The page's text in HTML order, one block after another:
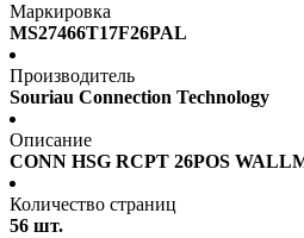
Маркировка
MS27466T17F26PAL
Производитель
Souriau Connection Technology
Описание
CONN HSG RCPT 26POS
Количество страниц
56 шт.